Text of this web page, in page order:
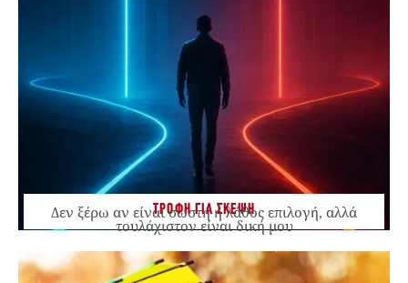
ΤΡΟΦΗ ΓΙΑ ΣΚΕΨΗ
Δεν ξέρω αν είναι σωστή ή λάθος επιλογή, αλλά
τουλάχιστον είναι δική μου